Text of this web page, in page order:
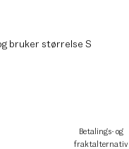
bruker størrelse S
Betalings- og
fraktalternativ